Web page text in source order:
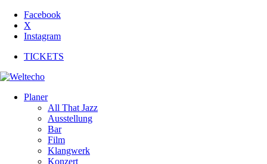
Facebook
X
Instagram
TICKETS
Planer
All That Jazz
Ausstellung
Bar
Film
Klangwerk
Konzert